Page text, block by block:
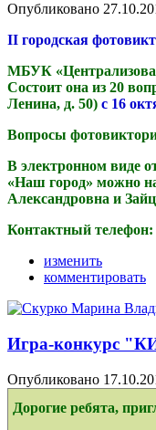
Опубликовано
II городская
МБУК
Состоит она из 20
Ленина, д. 50) с 16
Вопросы
В электронном виде
«Наш город» можно
Александровна и
Контактный
изменить
комментировать
Игра-конкурс
Опубликовано
Дорогие ребята,